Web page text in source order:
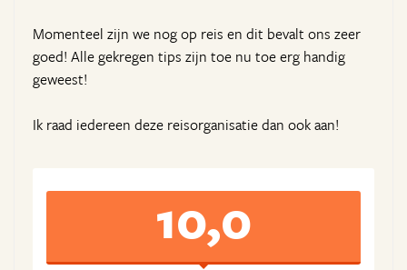
Momenteel zijn we nog op reis en dit bevalt ons zeer
goed! Alle gekregen tips zijn toe nu toe erg handig
geweest!
Ik raad iedereen deze reisorganisatie dan ook aan!
10,0